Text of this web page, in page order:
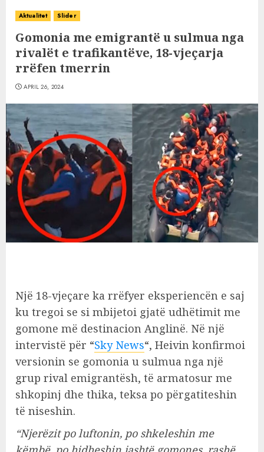
Aktualitet Slider
Gomonia me emigrantë u sulmua nga
rivalët e trafikantëve, 18-vjeçarja
rrëfen tmerrin
APRIL 26, 2024
Një 18-vjeçare ka rrëfyer eksperiencën e saj
ku tregoi se si mbijetoi gjatë udhëtimit me
gomone më destinacion Anglinë. Në një
intervistë për “Sky News“, Heivin konfirmoi
versionin se gomonia u sulmua nga një
grup rival emigrantësh, të armatosur me
shkopinj dhe thika, teksa po përgatiteshin
të niseshin.
“Njerëzit po luftonin, po shkeleshin me